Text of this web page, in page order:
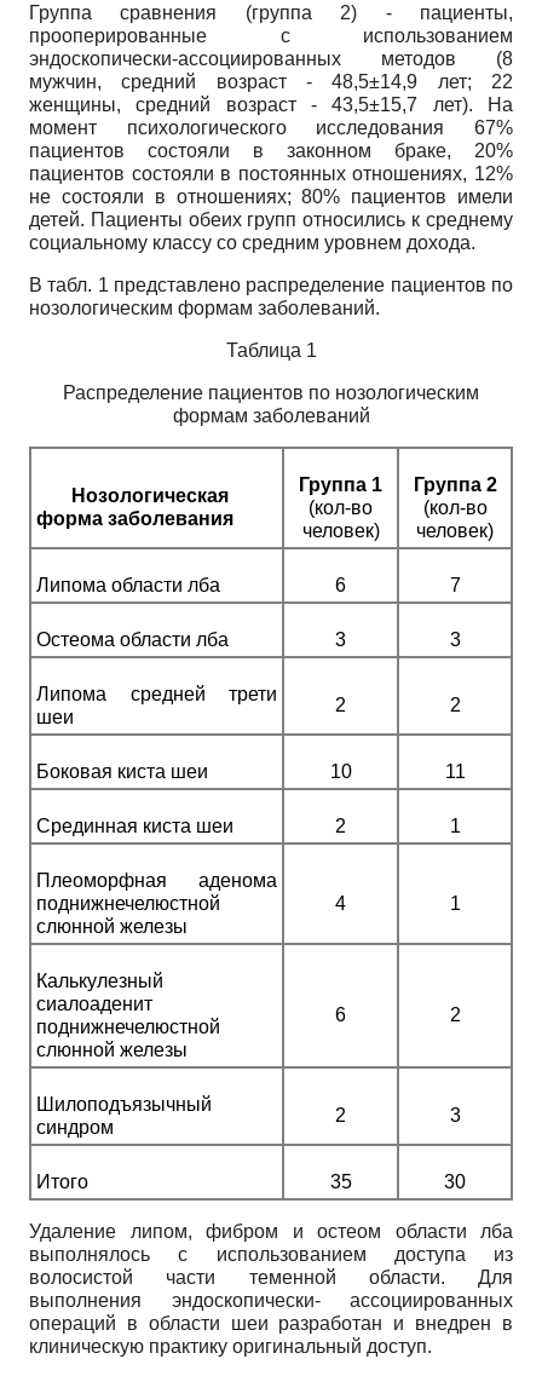
Группа сравнения (группа 2) - пациенты,
прооперированные с использованием
эндоскопически-ассоциированных методов (8
мужчин, средний возраст - 48,5±14,9 лет; 22
женщины, средний возраст - 43,5±15,7 лет). На
момент психологического исследования 67%
пациентов состояли в законном браке, 20%
пациентов состояли в постоянных отношениях, 12%
не состояли в отношениях; 80% пациентов имели
детей. Пациенты обеих групп относились к среднему
социальному классу со средним уровнем дохода.
В табл. 1 представлено распределение пациентов по
нозологическим формам заболеваний.
Таблица 1
Распределение пациентов по нозологическим
формам заболеваний
Нозологическая
форма заболевания
Группа 1
(кол-во
человек)
Группа 2
(кол-во
человек)
Липома области лба 6 7
Остеома области лба 3 3
Липома средней трети
шеи
2 2
Боковая киста шеи 10 11
Срединная киста шеи 2 1
Плеоморфная аденома
поднижнечелюстной
слюнной железы
4 1
Калькулезный
сиалоаденит
поднижнечелюстной
слюнной железы
6 2
Шилоподъязычный
синдром
2 3
Итого 35 30
Удаление липом, фибром и остеом области лба
выполнялось с использованием доступа из
волосистой части теменной области. Для
выполнения эндоскопически- ассоциированных
операций в области шеи разработан и внедрен в
клиническую практику оригинальный доступ.